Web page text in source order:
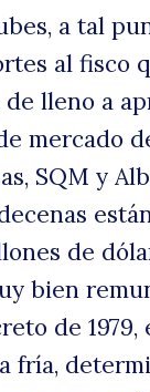
a tal
al fisco
lleno a
mercado
SQM y
de
bien
de
fría,